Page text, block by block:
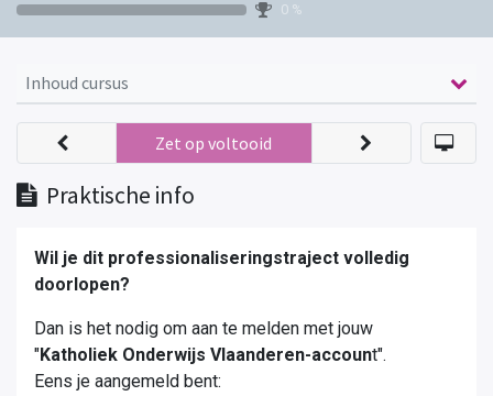
0 %
Inhoud cursus
Praktische info
Zet op voltooid
Wil je dit professionaliseringstraject volledig
doorlopen?
Dan is het nodig om aan te melden met jouw
"Katholiek Onderwijs Vlaanderen-account".
Eens je aangemeld bent: